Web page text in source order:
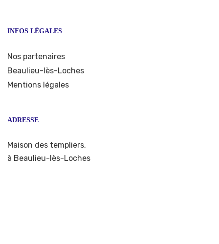
INFOS LÉGALES
Nos partenaires
Beaulieu-lès-Loches
Mentions légales
ADRESSE
Maison des templiers,
à Beaulieu-lès-Loches